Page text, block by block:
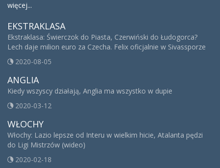
więcej...
EKSTRAKLASA
Ekstraklasa: Świerczok do Piasta, Czerwiński do Łudogorca?
Lech daje milion euro za Czecha. Felix oficjalnie w Sivassporze
2020-08-05
ANGLIA
Kiedy wszyscy działają, Anglia ma wszystko w dupie
2020-03-12
WŁOCHY
Włochy: Lazio lepsze od Interu w wielkim hicie, Atalanta pędzi
do Ligi Mistrzów (wideo)
2020-02-18